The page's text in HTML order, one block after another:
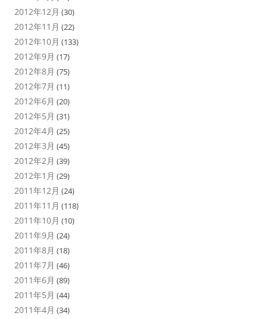
2012年12月 (30)
2012年11月 (22)
2012年10月 (133)
2012年9月 (17)
2012年8月 (75)
2012年7月 (11)
2012年6月 (20)
2012年5月 (31)
2012年4月 (25)
2012年3月 (45)
2012年2月 (39)
2012年1月 (29)
2011年12月 (24)
2011年11月 (118)
2011年10月 (10)
2011年9月 (24)
2011年8月 (18)
2011年7月 (46)
2011年6月 (89)
2011年5月 (44)
2011年4月 (34)